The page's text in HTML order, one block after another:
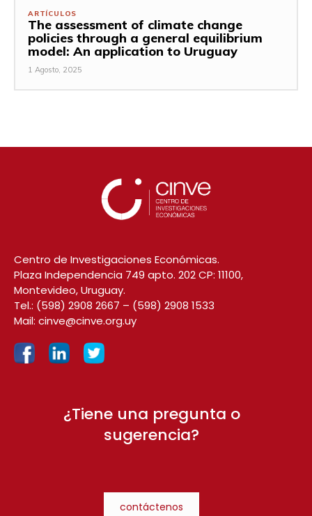
ARTÍCULOS
The assessment of climate change
policies through a general equilibrium
model: An application to Uruguay
1 Agosto, 2025
Centro de Investigaciones Económicas.
Plaza Independencia 749 apto. 202 CP: 11100,
Montevideo, Uruguay.
Tel.: (598) 2908 2667 – (598) 2908 1533
Mail: cinve@cinve.org.uy
¿Tiene una pregunta o
sugerencia?
contáctenos